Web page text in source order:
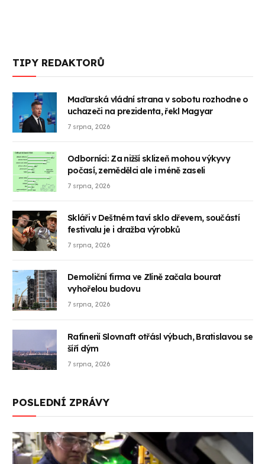
TIPY REDAKTORŮ
Maďarská vládní strana v sobotu rozhodne o
uchazeči na prezidenta, řekl Magyar
7 srpna, 2026
Odborníci: Za nižší sklizeň mohou výkyvy
počasí, zemědělci ale i méně zaseli
7 srpna, 2026
Skláři v Deštném taví sklo dřevem, součástí
festivalu je i dražba výrobků
7 srpna, 2026
Demoliční firma ve Zlíně začala bourat
vyhořelou budovu
7 srpna, 2026
Rafinerií Slovnaft otřásl výbuch, Bratislavou se
šíří dým
7 srpna, 2026
POSLEDNÍ ZPRÁVY